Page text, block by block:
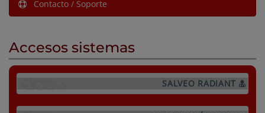
Contacto / Soporte
Accesos sistemas
SALVEO RADIANT